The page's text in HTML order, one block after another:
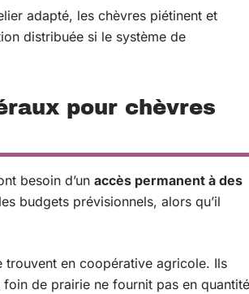
adapté, les chèvres piétinent et
distribuée si le système de
pour chèvres
besoin d’un accès permanent à des
budgets prévisionnels, alors qu’il
trouvent en coopérative agricole. Ils
de prairie ne fournit pas en quantité